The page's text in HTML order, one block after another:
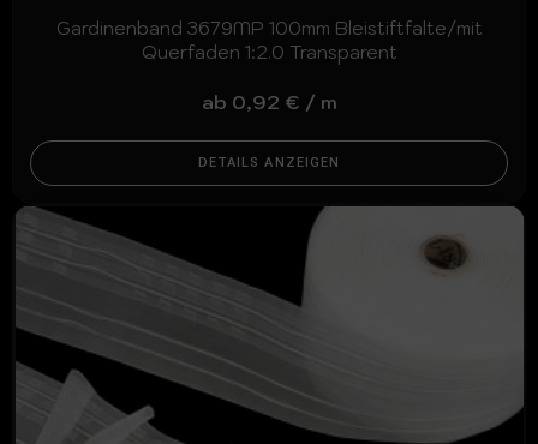
Gardinenband 3679MP 100mm Bleistiftfalte/mit
Querfaden 1:2.0 Transparent
ab 0,92 € / m
DETAILS ANZEIGEN